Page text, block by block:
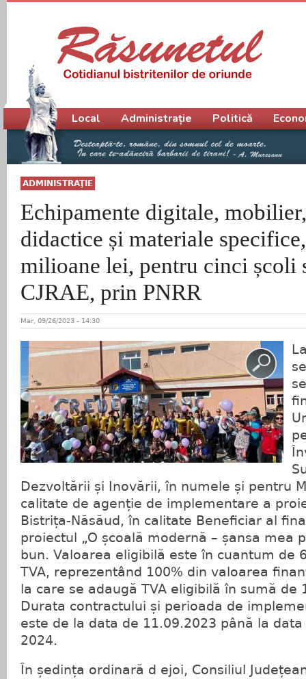
ADMINISTRAŢIE
Echipamente digitale,
didactice și materiale
milioane lei, pentru cinci școli
CJRAE, prin PNRR
Mar, 09/26/2023 - 14:30
Dezvoltării și Inovării, în numele și pentru
calitate de agenție de implementare a
Bistrița-Năsăud, în calitate Beneficiar al
proiectul „O școală modernă – șansa mea
bun. Valoarea eligibilă este în cuantum de
TVA, reprezentând 100% din valoarea
la care se adaugă TVA eligibilă în sumă de
Durata contractului și perioada de
este de la data de 11.09.2023 până la
2024.
În ședința ordinară d ejoi, Consiliul
Meniu principal
Local Administrație Politică